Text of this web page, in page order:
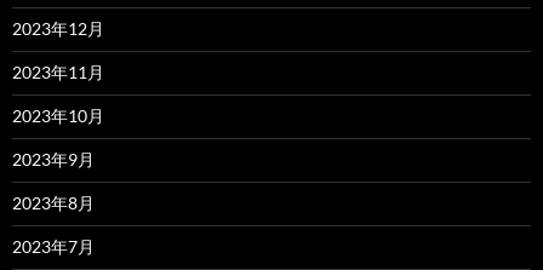
2023年12月
2023年11月
2023年10月
2023年9月
2023年8月
2023年7月